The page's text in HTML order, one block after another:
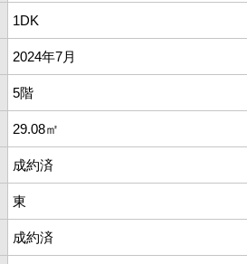
1DK
2024年7月
5階
29.08㎡
成約済
東
成約済